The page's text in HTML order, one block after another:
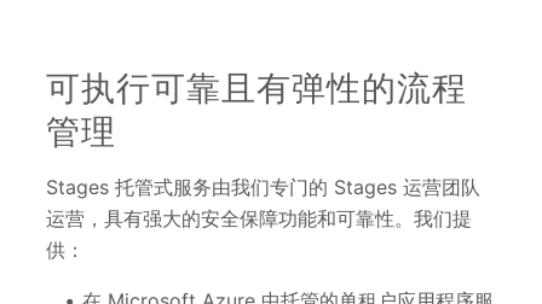
可执行可靠且有弹性的流程
管理
Stages 托管式服务由我们专门的 Stages 运营团队
运营，具有强大的安全保障功能和可靠性。我们提
供：